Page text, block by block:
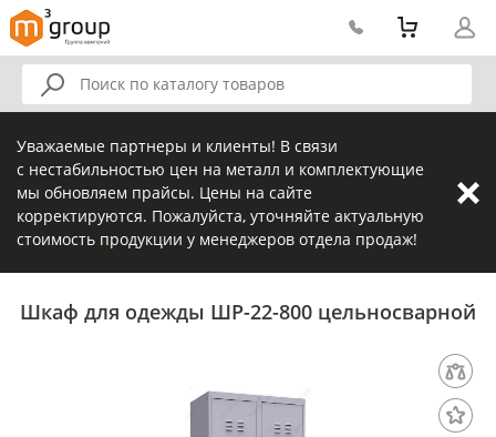
Уважаемые партнеры и клиенты! В связи
с нестабильностью цен на металл и комплектующие
мы обновляем прайсы. Цены на сайте
корректируются. Пожалуйста, уточняйте актуальную
стоимость продукции у менеджеров отдела продаж!
Шкаф для одежды ШР-22-800 цельносварной